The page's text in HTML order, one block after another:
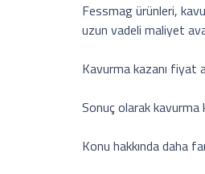
Fessmag ürünleri,
uzun vadeli maliyet
Kavurma kazanı fiyat
Sonuç olarak kavurma
Konu hakkında daha